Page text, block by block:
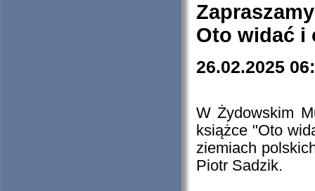
Oto widać i
26.02.2025
W Żydowskim
książce "Oto
ziemiach
Piotr Sadzik.